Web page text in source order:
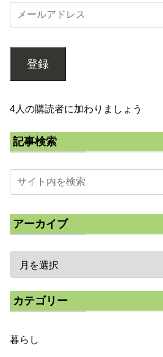
登録
4人の購読者に加わりましょう
記事検索
アーカイブ
カテゴリー
暮らし